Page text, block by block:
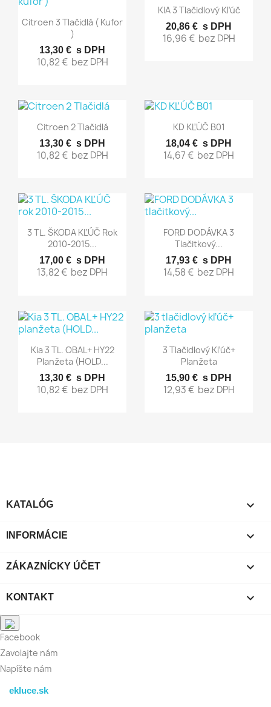
Rýchly náhľad
Citroen 3 Tlačidlá ( Kufor
)
13,30 € s DPH
10,82 € bez DPH
 Rýchly náhľad
KIA 3 Tlačidlový Kľúč
20,86 € s DPH
16,96 € bez DPH
Rýchly náhľad
Citroen 2 Tlačidlá
13,30 € s DPH
10,82 € bez DPH
Rýchly náhľad
KD KĽÚČ B01
18,04 € s DPH
14,67 € bez DPH
 Rýchly náhľad
3 TL. ŠKODA KĽÚČ Rok
2010-2015...
17,00 € s DPH
13,82 € bez DPH
Rýchly náhľad
FORD DODÁVKA 3
Tlačitkový...
17,93 € s DPH
14,58 € bez DPH
Rýchly náhľad
Kia 3 TL. OBAL+ HY22
Planžeta (HOLD...
13,30 € s DPH
10,82 € bez DPH
Rýchly náhľad
3 Tlačidlový Kľúč+
Planžeta
15,90 € s DPH
12,93 € bez DPH
KATALÓG 
INFORMÁCIE 
ZÁKAZNÍCKY ÚČET 
KONTAKT 
Facebook
Zavolajte nám
Napíšte nám
ekluce.sk